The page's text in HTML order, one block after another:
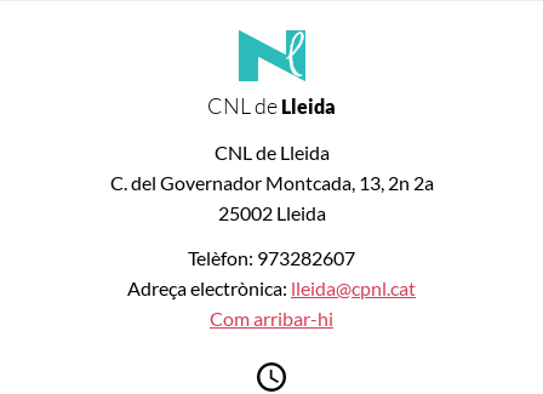
CNL de Lleida
CNL de Lleida
C. del Governador Montcada, 13, 2n 2a
25002 Lleida
Telèfon: 973282607
Adreça electrònica: lleida@cpnl.cat
Com arribar-hi